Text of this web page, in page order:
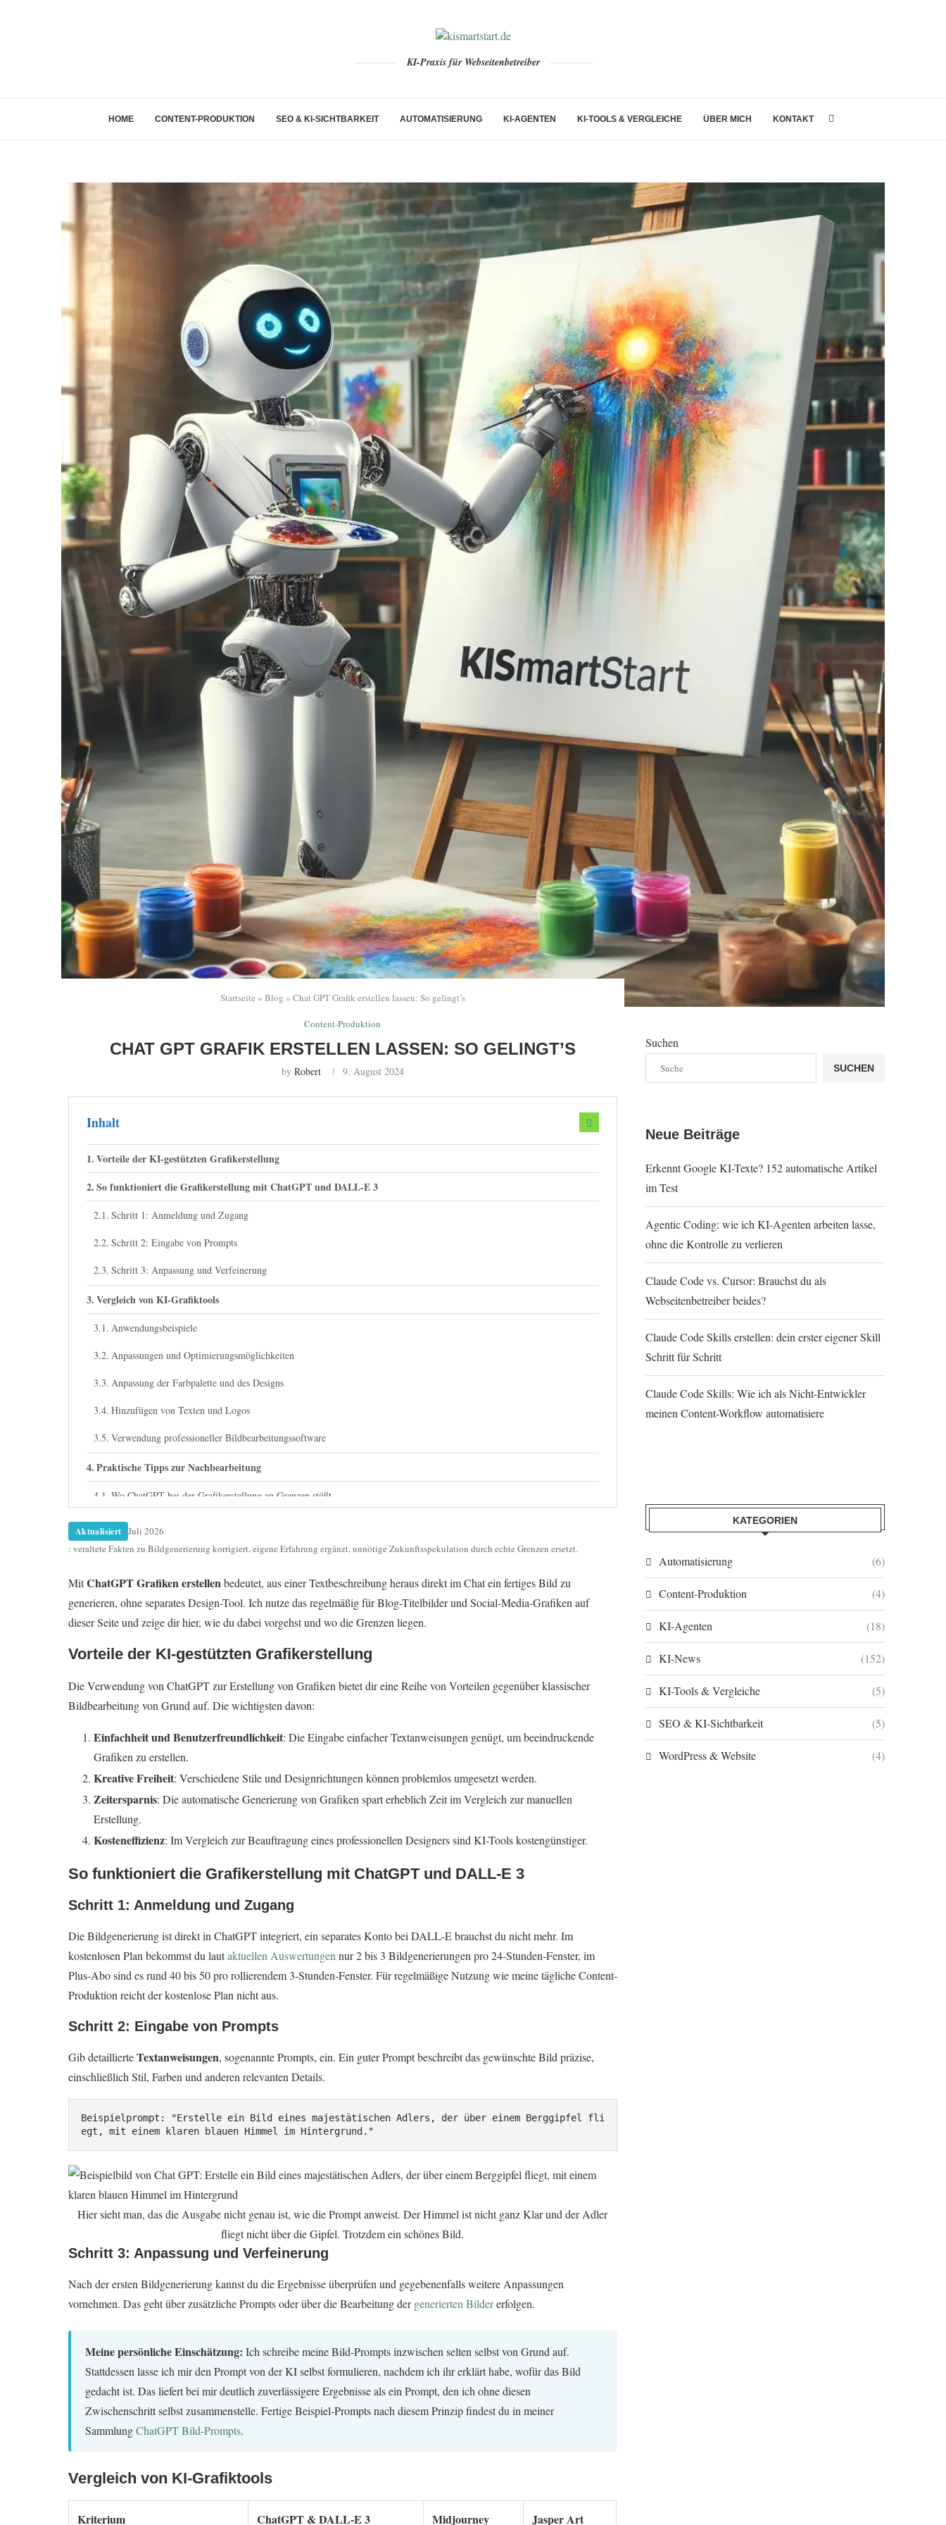
KI-Praxis für Webseitenbetreiber
HOME CONTENT-PRODUKTION SEO & KI-SICHTBARKEIT AUTOMATISIERUNG KI-AGENTEN KI-TOOLS & VERGLEICHE ÜBER MICH KONTAKT
Startseite » Blog » Chat GPT Grafik erstellen lassen: So gelingt’s
Content-Produktion
CHAT GPT GRAFIK ERSTELLEN LASSEN: SO GELINGT’S
by Robert 9. August 2024
Inhalt
Vorteile der KI-gestützten Grafikerstellung
So funktioniert die Grafikerstellung mit ChatGPT und DALL-E 3
Schritt 1: Anmeldung und Zugang
Schritt 2: Eingabe von Prompts
Schritt 3: Anpassung und Verfeinerung
Vergleich von KI-Grafiktools
Anwendungsbeispiele
Anpassungen und Optimierungsmöglichkeiten
Anpassung der Farbpalette und des Designs
Hinzufügen von Texten und Logos
Verwendung professioneller Bildbearbeitungssoftware
Praktische Tipps zur Nachbearbeitung
Wo ChatGPT bei der Grafikerstellung an Grenzen stößt
Abschließende Gedanken und nächste Schritte
FAQ: Häufige Fragen zu Grafiken erstellen mit Chat GPT
Aktualisiert
Juli 2026
: veraltete Fakten zu Bildgenerierung korrigiert, eigene Erfahrung ergänzt, unnötige Zukunftsspekulation durch echte Grenzen ersetzt.
MitChatGPT Grafiken erstellenbedeutet, aus einer Textbeschreibung heraus direkt im Chat ein fertiges Bild zu
generieren, ohne separates Design-Tool. Ich nutze das regelmäßig für Blog-Titelbilder und Social-Media-Grafiken auf
dieser Seite und zeige dir hier, wie du dabei vorgehst und wo die Grenzen liegen.
Vorteile der KI-gestützten Grafikerstellung
Die Verwendung von ChatGPT zur Erstellung von Grafiken bietet dir eine Reihe von Vorteilen gegenüber klassischer
Bildbearbeitung von Grund auf. Die wichtigsten davon:
Einfachheit und Benutzerfreundlichkeit: Die Eingabe einfacher Textanweisungen genügt, um beeindruckende
Grafiken zu erstellen.
Kreative Freiheit: Verschiedene Stile und Designrichtungen können problemlos umgesetzt werden.
Zeitersparnis: Die automatische Generierung von Grafiken spart erheblich Zeit im Vergleich zur manuellen
Erstellung.
Kosteneffizienz: Im Vergleich zur Beauftragung eines professionellen Designers sind KI-Tools kostengünstiger.
So funktioniert die Grafikerstellung mit ChatGPT und DALL-E 3
Schritt 1: Anmeldung und Zugang
Die Bildgenerierung ist direkt in ChatGPT integriert, ein separates Konto bei DALL-E brauchst du nicht mehr. Im
kostenlosen Plan bekommst du lautaktuellen Auswertungennur 2 bis 3 Bildgenerierungen pro 24-Stunden-Fenster, im
Plus-Abo sind es rund 40 bis 50 pro rollierendem 3-Stunden-Fenster. Für regelmäßige Nutzung wie meine tägliche Content-
Produktion reicht der kostenlose Plan nicht aus.
Schritt 2: Eingabe von Prompts
Gib detaillierteTextanweisungen, sogenannte Prompts, ein. Ein guter Prompt beschreibt das gewünschte Bild präzise,
einschließlich Stil, Farben und anderen relevanten Details.
Beispielprompt: "Erstelle ein Bild eines majestätischen Adlers, der über einem Berggipfel fli
egt, mit einem klaren blauen Himmel im Hintergrund."
Hier sieht man, das die Ausgabe nicht genau ist, wie die Prompt anweist. Der Himmel ist nicht ganz Klar und der Adler
fliegt nicht über die Gipfel. Trotzdem ein schönes Bild.
Schritt 3: Anpassung und Verfeinerung
Nach der ersten Bildgenerierung kannst du die Ergebnisse überprüfen und gegebenenfalls weitere Anpassungen
vornehmen. Das geht über zusätzliche Prompts oder über die Bearbeitung dergenerierten Bildererfolgen.
Meine persönliche Einschätzung: Ich schreibe meine Bild-Prompts inzwischen selten selbst von Grund auf.
Stattdessen lasse ich mir den Prompt von der KI selbst formulieren, nachdem ich ihr erklärt habe, wofür das Bild
gedacht ist. Das liefert bei mir deutlich zuverlässigere Ergebnisse als ein Prompt, den ich ohne diesen
Zwischenschritt selbst zusammenstelle. Fertige Beispiel-Prompts nach diesem Prinzip findest du in meiner
SammlungChatGPT Bild-Prompts.
Vergleich von KI-Grafiktools
Kriterium ChatGPT & DALL-E 3 Midjourney Jasper Art
Suchen
SUCHEN
Neue Beiträge
Erkennt Google KI-Texte? 152 automatische Artikel
im Test
Agentic Coding: wie ich KI-Agenten arbeiten lasse,
ohne die Kontrolle zu verlieren
Claude Code vs. Cursor: Brauchst du als
Webseitenbetreiber beides?
Claude Code Skills erstellen: dein erster eigener Skill
Schritt für Schritt
Claude Code Skills: Wie ich als Nicht-Entwickler
meinen Content-Workflow automatisiere
KATEGORIEN
Automatisierung (6)
Content-Produktion (4)
KI-Agenten (18)
KI-News (152)
KI-Tools & Vergleiche (5)
SEO & KI-Sichtbarkeit (5)
WordPress & Website (4)